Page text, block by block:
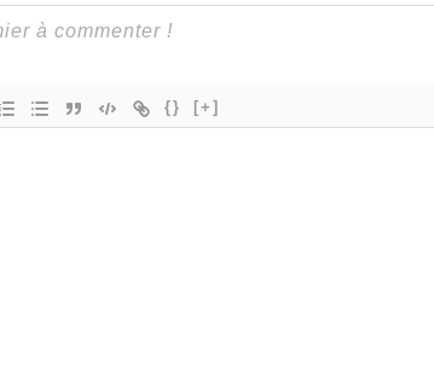
{} [+]